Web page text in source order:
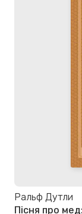
Ральф Дутли
Пісня про